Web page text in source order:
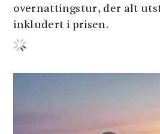
overnattingstur, der alt
inkludert i prisen.